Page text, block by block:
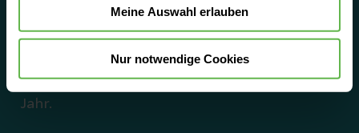
Meine Auswahl erlauben
Nur notwendige Cookies
Auf folgenden Seiten finden Sie die
wichtigsten Informationen rund um
Medzinstudium, Famulatur und Praktisches
Jahr.